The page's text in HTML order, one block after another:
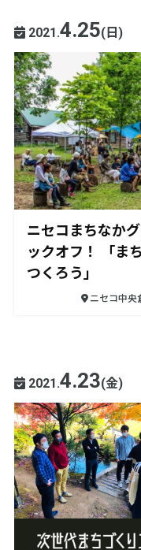
2021.4.25(日)
ニセコまちなか
ックオフ！ 「ま
つくろう」
ニセコ中央
2021.4.23(金)